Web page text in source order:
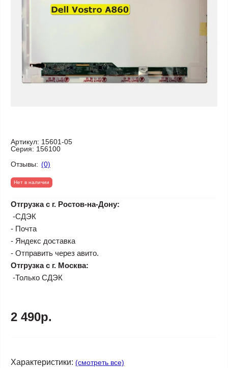
Артикул: 15601-05
Серия: 156100
Отзывы: (0)
Нет в наличии
Отгрузка с г. Ростов-на-Дону:
-СДЭК
- Почта
- Яндекс доставка
- Отправить через авито.
Отгрузка с г. Москва:
-Только СДЭК
2 490р.
Характеристики: (смотреть все)